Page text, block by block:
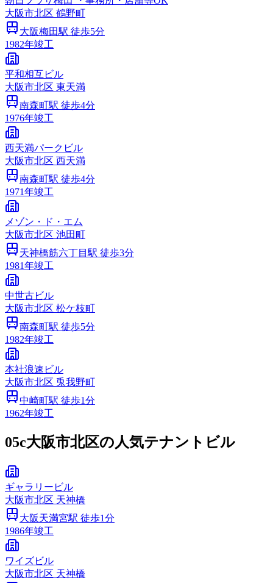
大阪市北区 鶴野町
大阪梅田駅 徒歩5分
1982年竣工
平和相互ビル
大阪市北区 東天満
南森町駅 徒歩4分
1976年竣工
西天満パークビル
大阪市北区 西天満
南森町駅 徒歩4分
1971年竣工
メゾン・ド・エム
大阪市北区 池田町
天神橋筋六丁目 駅 徒歩3分
1981年竣工
中世古ビル
大阪市北区 松ケ枝町
南森町駅 徒歩5分
1982年竣工
本社浪速ビル
大阪市北区 兎我野町
中崎町駅 徒歩1分
1962年竣工
05c大阪市北区の人気テナントビル
ギャラリービル
大阪市北区 天神橋
大阪天満宮駅 徒歩1分
1986年竣工
ワイズビル
大阪市北区 天神橋